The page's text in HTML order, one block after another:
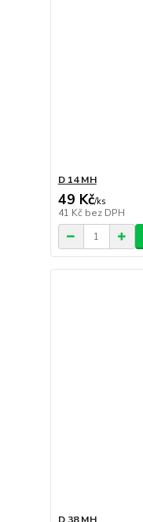
D 14 MH
49 Kč/ks
41 Kč bez DPH
D 38 MH